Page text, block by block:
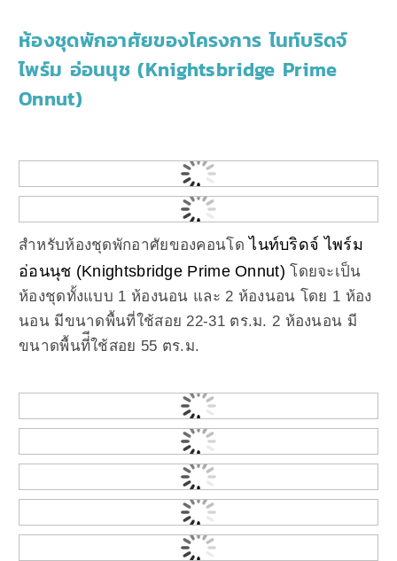
ห้องชุดพักอาศัยของโครงการ ไนท์บริดจ์
ไพร์ม อ่อนนุช (Knightsbridge Prime
Onnut)
สำหรับห้องชุดพักอาศัยของคอนโดไนท์บริดจ์ ไพร์ม
อ่อนนุช (Knightsbridge Prime Onnut) โดยจะเป็น
ห้องชุดทั้งแบบ 1 ห้องนอน และ 2 ห้องนอน โดย 1 ห้อง
นอน มีขนาดพื้นที่ใช้สอย 22-31 ตร.ม. 2 ห้องนอน มี
ขนาดพื้นที่ีใช้สอย 55 ตร.ม.